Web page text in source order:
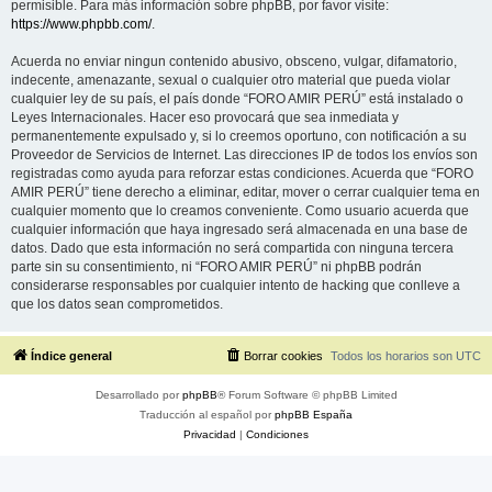
permisible. Para más información sobre phpBB, por favor visite:
https://www.phpbb.com/.
Acuerda no enviar ningun contenido abusivo, obsceno, vulgar, difamatorio,
indecente, amenazante, sexual o cualquier otro material que pueda violar
cualquier ley de su país, el país donde “FORO AMIR PERÚ” está instalado o
Leyes Internacionales. Hacer eso provocará que sea inmediata y
permanentemente expulsado y, si lo creemos oportuno, con notificación a su
Proveedor de Servicios de Internet. Las direcciones IP de todos los envíos son
registradas como ayuda para reforzar estas condiciones. Acuerda que “FORO
AMIR PERÚ” tiene derecho a eliminar, editar, mover o cerrar cualquier tema en
cualquier momento que lo creamos conveniente. Como usuario acuerda que
cualquier información que haya ingresado será almacenada en una base de
datos. Dado que esta información no será compartida con ninguna tercera
parte sin su consentimiento, ni “FORO AMIR PERÚ” ni phpBB podrán
considerarse responsables por cualquier intento de hacking que conlleve a
que los datos sean comprometidos.
Índice general Todos los horarios son UTC
Borrar cookies
Desarrollado porphpBB® Forum Software © phpBB Limited
Traducción al español porphpBB España
Privacidad | Condiciones